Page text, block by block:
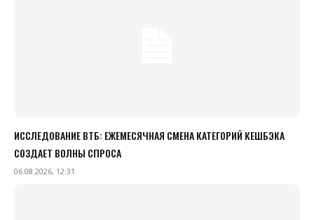
ИССЛЕДОВАНИЕ ВТБ: ЕЖЕМЕСЯЧНАЯ СМЕНА КАТЕГОРИЙ КЕШБЭКА
СОЗДАЕТ ВОЛНЫ СПРОСА
06.08.2026, 12:31